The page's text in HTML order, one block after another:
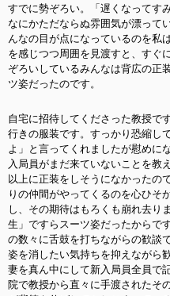
すでに勢ぞろい。「遅くなってす
なにかただならぬ雰囲気が漂って
んなの目が点になっているのを私
を感じつつ周囲を見渡すと、すぐ
ぞろいしているみんなは背広の正
ツ姿だったのです。
自宅に招待してくださった教授で
行きの服装です。すっかり恐縮し
よ」と言ってくれましたが慰めに
入局員がまだ来ていないことを教
以上に正装をしそうになかったの
りの仲間がやってくるのを心ひそ
し、その期待はもろくも崩れ去り
生」ですらスーツ姿だったからで
の数々に舌鼓を打ちながらの歓談
姿を消したい気持ちを抑えながら
妻を真ん中にして新入局員全員で
院で教授から直々に手渡されたそ